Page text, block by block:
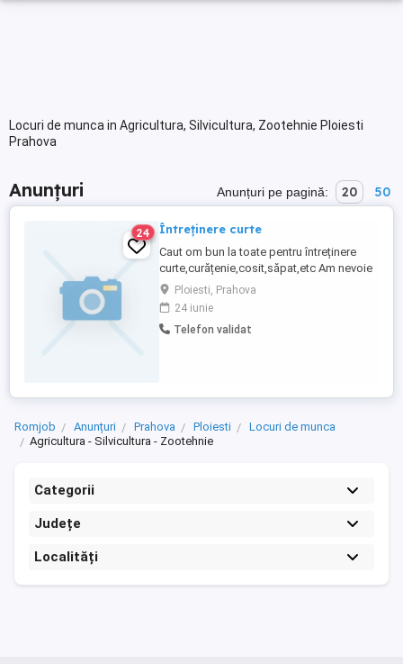
Locuri de munca in Agricultura, Silvicultura, Zootehnie Ploiesti
Prahova
Anunțuri Anunțuri pe pagină: 20 50
24 Întreținere curte
Caut om bun la toate pentru întreținere
curte,curățenie,cosit,săpat,etc Am nevoie
o dată sau de două ori pe lună.Maxim trei
ori.
Ploiesti, Prahova
24 iunie
Telefon validat
Romjob Anunțuri Prahova Ploiesti
Locuri de munca
Agricultura - Silvicultura - Zootehnie
Categorii
Județe
Localități